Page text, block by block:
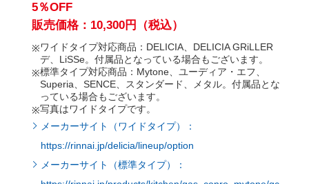
5％OFF
販売価格：10,300円（税込）
ワイドタイプ対応商品：DELICIA、DELICIA GRiLLER
デ、LiSSe。付属品となっている場合もございます。
標準タイプ対応商品：Mytone、ユーディア・エフ、
Superia、SENCE、スタンダード、メタル。付属品とな
っている場合もございます。
写真はワイドタイプです。
メーカーサイト（ワイドタイプ）：
https://rinnai.jp/delicia/lineup/option
メーカーサイト（標準タイプ）：